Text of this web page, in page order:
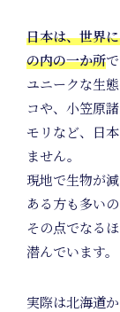
日本は、世界
の内の一か所で
ユニークな生
コや、小笠原
モリなど、日
ません。
現地で生物が
ある方も多い
その点でなる
潜んでいます。
実際は北海道